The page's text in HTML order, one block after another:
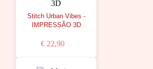
Stitch Urban Vibes -
IMPRESSÃO 3D
€ 22,90